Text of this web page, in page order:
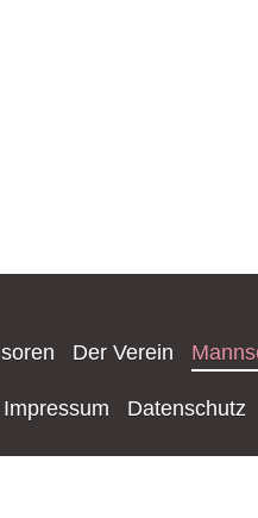
Der Verein
Impressum Datenschutz